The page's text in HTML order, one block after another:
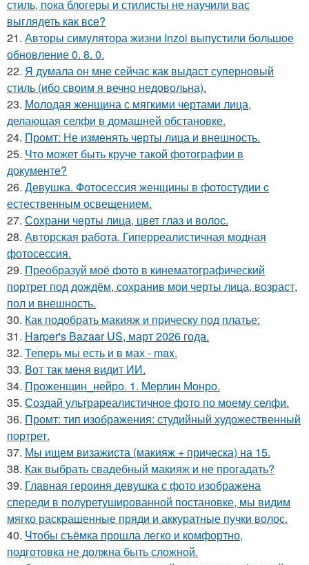
стиль, пока блогеры и стилисты не научили вас
выглядеть как все?
21. Авторы симулятора жизни Inzoi выпустили большое
обновление 0. 8. 0.
22. Я думала он мне сейчас как выдаст суперновый
стиль (ибо своим я вечно недовольна).
23. Молодая женщина с мягкими чертами лица,
делающая селфи в домашней обстановке.
24. Промт: Не изменять черты лица и внешность.
25. Что может быть круче такой фотографии в
документе?
26. Девушка. Фотосессия женщины в фотостудии c
естественным освещением.
27. Сохрани черты лица, цвет глаз и волос.
28. Авторская работа. Гиперреалистичная модная
фотосессия.
29. Преобразуй моё фото в кинематографический
портрет под дождём, сохранив мои черты лица, возраст,
пол и внешность.
30. Как подобрать макияж и прическу под платье:
31. Harper's Bazaar US, март 2026 года.
32. Теперь мы есть и в мах - max.
33. Вот так меня видит ИИ.
34. Проженщин_нейро. 1. Мерлин Монро.
35. Создай ультрареалистичное фото по моему селфи.
36. Промт: тип изображения: студийный художественный
портрет.
37. Мы ищем визажиста (макияж + прическа) на 15.
38. Как выбрать свадебный макияж и не прогадать?
39. Главная героиня девушка с фото изображена
спереди в полуретушированной постановке, мы видим
мягко раскрашенные пряди и аккуратные пучки волос.
40. Чтобы съёмка прошла легко и комфортно,
подготовка не должна быть сложной.